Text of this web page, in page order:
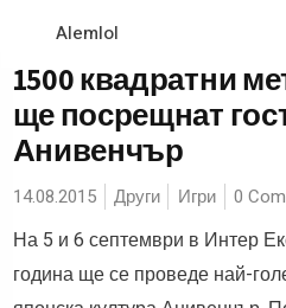
Alemlol
1500 квадратни
ще посрещнат
Анивенчър
14.08.2015 Други Игри 0
На 5 и 6 септември в Интер
година ще се проведе най-